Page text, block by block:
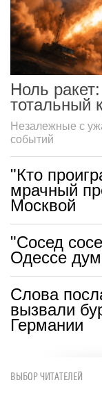
Ноль
тотальный
Незалежные с
событий
"Кто
мрачный
Москвой
"Сосед
Одессе
Слова
вызвали
Германии
ВЫБОР ЧИТАТЕЛЕЙ